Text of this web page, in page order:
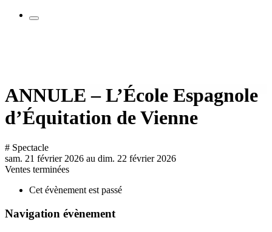
ANNULE – L’École Espagnole
d’Équitation de Vienne
# Spectacle
sam. 21 février 2026 au dim. 22 février 2026
Ventes terminées
Cet évènement est passé
Navigation évènement